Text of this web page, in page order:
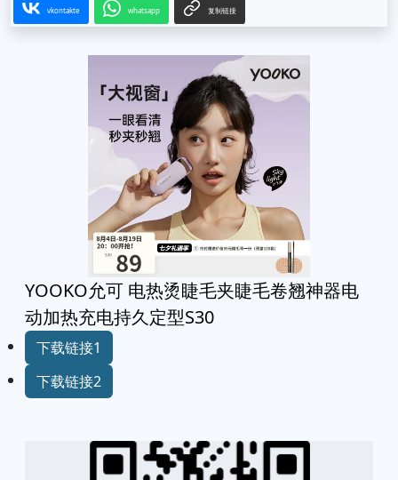
vkontakte whatsapp 复制链接
YOOKO允可 电热烫睫毛夹睫毛卷翘神器电
动加热充电持久定型S30
下载链接1
下载链接2